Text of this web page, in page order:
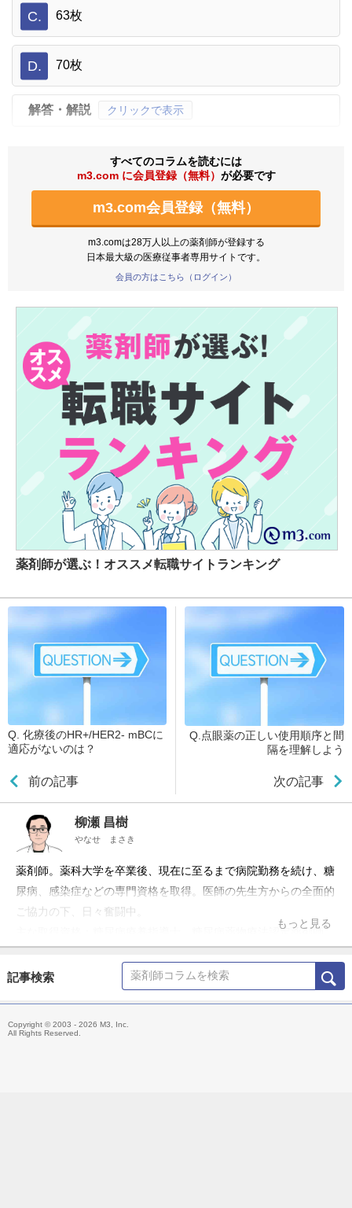
C. 63枚
D. 70枚
解答・解説 クリックで表示
すべてのコラムを読むには
m3.com に会員登録（無料） が必要です
m3.com会員登録（無料）
m3.comは28万人以上の薬剤師が登録する
日本最大級の医療従事者専用サイトです。
会員の方はこちら（ログイン）
薬剤師が選ぶ！オススメ転職サイトランキング
Q. 化療後のHR+/HER2- mBCに
適応がないのは？
前の記事
Q.点眼薬の正しい使用順序と間
隔を理解しよう
次の記事
柳瀬 昌樹
やなせ まさき
薬剤師。薬科大学を卒業後、現在に至るまで病院勤務を続け、糖
尿病、感染症などの専門資格を取得。医師の先生方からの全面的
ご協力の下、日々奮闘中。
主な取得資格：糖尿病療養指導士、糖尿病薬物療法認定薬剤師、
師、実務実習認定薬剤師
所属学会：日本糖尿病学会、日本くすりと糖尿病学会(認定薬剤
もっと見る
記事検索
Copyright © 2003 - 2026 M3, Inc.
All Rights Reserved.